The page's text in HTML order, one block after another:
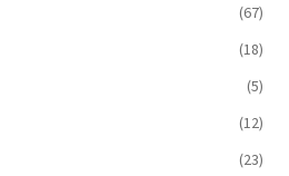
(67)
(18)
(5)
(12)
(23)